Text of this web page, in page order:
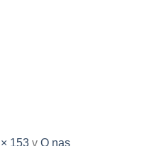
153 v O nas